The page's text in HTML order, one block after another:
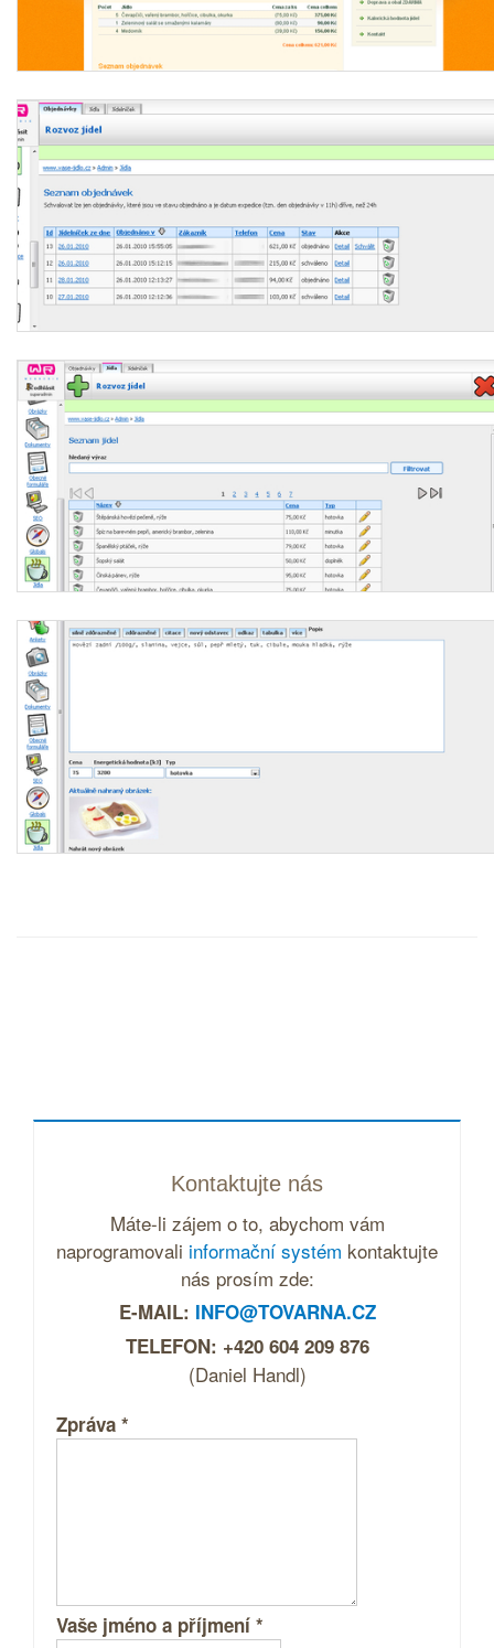
Kontaktujte nás
Máte-li zájem o to, abychom vám
naprogramovali informační systém kontaktujte
nás prosím zde:
E-MAIL: INFO@TOVARNA.CZ
TELEFON: +420 604 209 876
(Daniel Handl)
Zpráva *
Vaše jméno a příjmení *